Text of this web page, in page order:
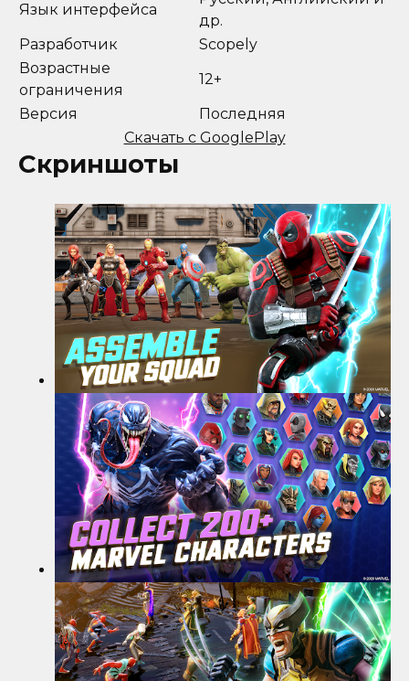
Язык интерфейса
др.
Разработчик
Scopely
Возрастные
ограничения
12+
Версия
Последняя
Скачать с GooglePlay
Скриншоты